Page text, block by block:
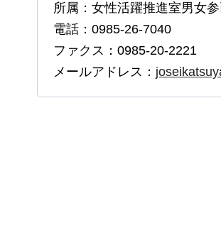
所属：女性活躍推進室男女
電話：0985-26-7040
ファクス：0985-20-2221
メールアドレス：